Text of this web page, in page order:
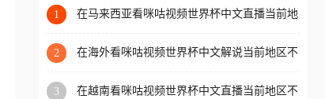
区工作、留学、定居等，都
权限制所困扰。
回国加速器，即可解决「海
版权限制」的问题，无论人
国、加拿大、澳大利亚、欧
1
在马来西亚看咪咕视频世界杯中文直播当前地
2
在海外看咪咕视频世界杯中文解说当前地区不
3
在越南看咪咕视频世界杯中文直播当前地区不